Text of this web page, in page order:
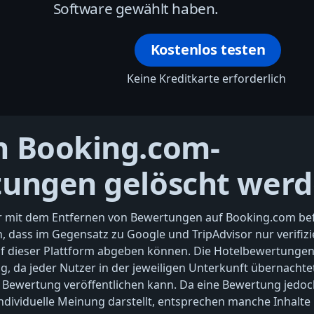
Software gewählt haben.
Kostenlos testen
Keine Kreditkarte erforderlich
Booking.com-
gelöscht
dem Entfernen von Bewertungen auf Booking.com
dass im Gegensatz zu Google und TripAdvisor nur
dieser Plattform abgeben können. Die
da jeder Nutzer in der jeweiligen Unterkunft
veröffentlichen kann. Da eine Bewertung
Meinung darstellt, entsprechen manche Inhalte